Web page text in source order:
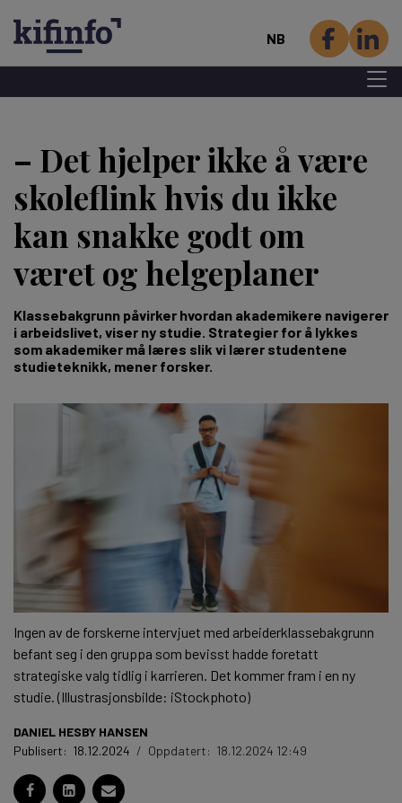
hovedinnhold
NB
Menu
– Det hjelper ikke å være
skoleflink hvis du ikke
kan snakke godt om
været og helgeplaner
Klassebakgrunn påvirker hvordan akademikere navigerer
i arbeidslivet, viser ny studie. Strategier for å lykkes
som akademiker må læres slik vi lærer studentene
studieteknikk, mener forsker.
Ingen av de forskerne intervjuet med arbeiderklassebakgrunn
befant seg i den gruppa som bevisst hadde foretatt
strategiske valg tidlig i karrieren. Det kommer fram i en ny
studie. (Illustrasjonsbilde: iStockphoto)
DANIEL HESBY HANSEN
Publisert: 18.12.2024 / Oppdatert: 18.12.2024 12:49